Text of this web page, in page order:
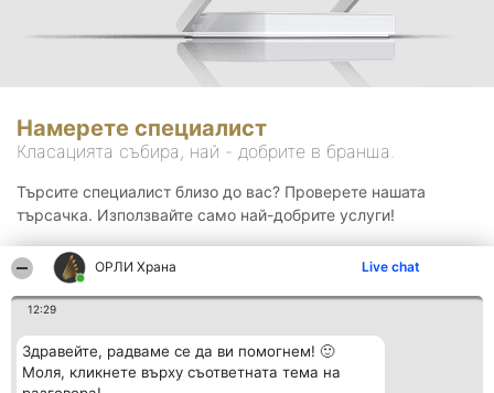
ОРЛИ Храна Live chat
12:29
Здравейте, радваме се да ви помогнем! 🙂
Моля, кликнете върху съответната тема на
Намерете специалист
Класацията събира, най - добрите в бранша.
Търсите специалист близо до вас? Проверете нашата
търсачка. Използвайте само най-добрите услуги!